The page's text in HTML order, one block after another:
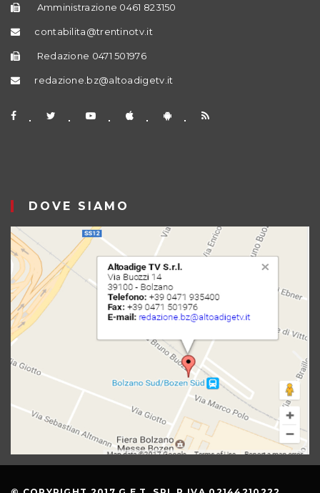
Amministrazione 0461 823150
contabilita@trentinotv.it
Redazione 0471 501976
redazione.bz@altoadigetv.it
DOVE SIAMO